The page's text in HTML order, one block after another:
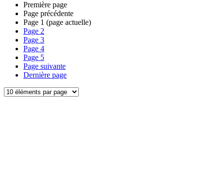
Première page
Page précédente
Page 1 (page actuelle)
Page 2
Page 3
Page 4
Page 5
Page suivante
Dernière page